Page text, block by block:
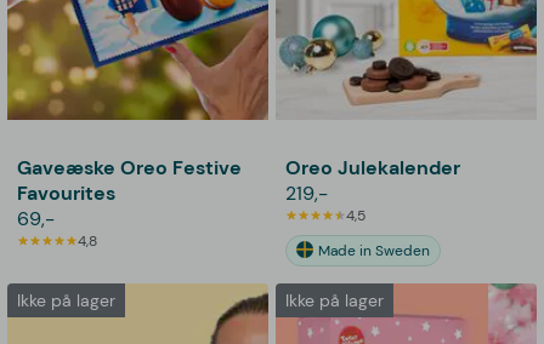
Gaveæske Oreo Festive
Favourites
69,-
4,8
Oreo Julekalender
219,-
4,5
Made in Sweden
Ikke på lager Ikke på lager